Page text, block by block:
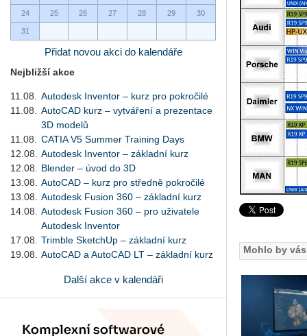
24 25 26 27 28 29 30
31
Přidat novou akci do kalendáře
Nejbližší akce
11.08.
Autodesk Inventor – kurz pro pokročilé
11.08.
AutoCAD kurz – vytváření a prezentace
3D modelů
11.08.
CATIA V5 Summer Training Days
12.08.
Autodesk Inventor – základní kurz
12.08.
Blender – úvod do 3D
13.08.
AutoCAD – kurz pro středně pokročilé
13.08.
Autodesk Fusion 360 – základní kurz
14.08.
Autodesk Fusion 360 – pro uživatele
Autodesk Inventor
17.08.
Trimble SketchUp – základní kurz
19.08.
AutoCAD a AutoCAD LT – základní kurz
Další akce v kalendáři
Mohlo by